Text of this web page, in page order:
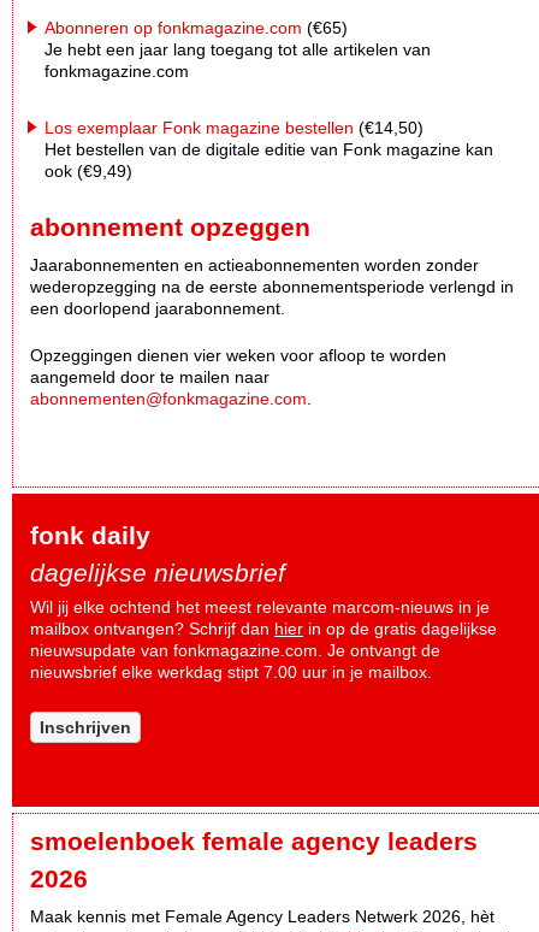
Abonneren op fonkmagazine.com (€65)
Je hebt een jaar lang toegang tot alle artikelen van
fonkmagazine.com
Los exemplaar Fonk magazine bestellen (€14,50)
Het bestellen van de digitale editie van Fonk magazine kan
ook (€9,49)
abonnement opzeggen
Jaarabonnementen en actieabonnementen worden zonder
wederopzegging na de eerste abonnementsperiode verlengd in
een doorlopend jaarabonnement.
Opzeggingen dienen vier weken voor afloop te worden
aangemeld door te mailen naar
abonnementen@fonkmagazine.com
fonk daily
dagelijkse nieuwsbrief
Wil jij elke ochtend het meest relevante marcom-nieuws in je
mailbox ontvangen? Schrijf dan hier in op de gratis dagelijkse
nieuwsupdate van fonkmagazine.com. Je ontvangt de
nieuwsbrief elke werkdag stipt 7.00 uur in je mailbox.
Inschrijven
smoelenboek female agency leaders
2026
Maak kennis met Female Agency Leaders Netwerk 2026, hèt